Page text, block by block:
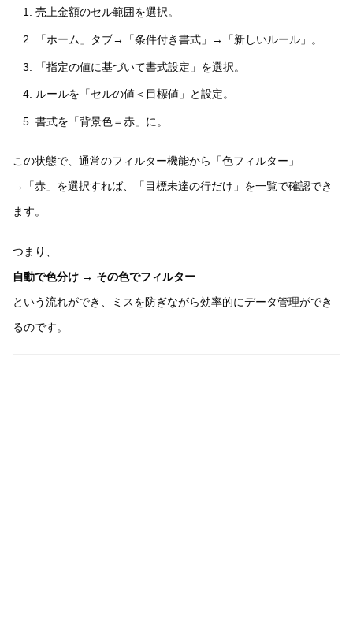
売上金額のセル範囲を選択。
「ホーム」タブ→「条件付き書式」→「新しいルール」。
「指定の値に基づいて書式設定」を選択。
ルールを「セルの値＜目標値」と設定。
書式を「背景色＝赤」に。
この状態で、通常のフィルター機能から「色フィルター」
→「赤」を選択すれば、「目標未達の行だけ」を一覧で確認でき
ます。
つまり、
自動で色分け → その色でフィルター
という流れができ、ミスを防ぎながら効率的にデータ管理ができ
るのです。